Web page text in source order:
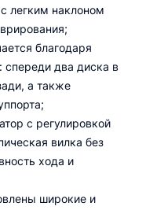
легким наклоном
благодаря
два диска в
а также
с регулировкой
вилка без
хода и
широкие и